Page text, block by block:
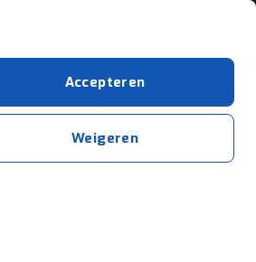
Accepteren
Weigeren